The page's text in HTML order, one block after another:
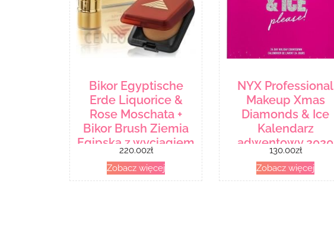
Bikor Egyptische
Erde Liquorice &
Rose Moschata +
Bikor Brush Ziemia
Egipska z wyciągiem
z lukrecji 14g + Złoty
pędzel Kabuki
220.00zł
Zobacz więcej
NYX Professional
Makeup Xmas
Diamonds & Ice
Kalendarz
adwentowy 2020
130.00zł
Zobacz więcej